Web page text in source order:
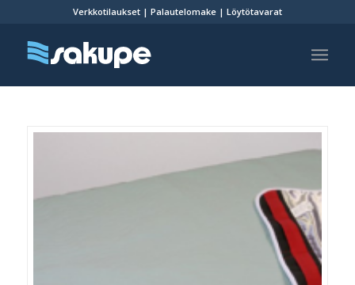
Verkkotilaukset| Palautelomake| Löytötavarat